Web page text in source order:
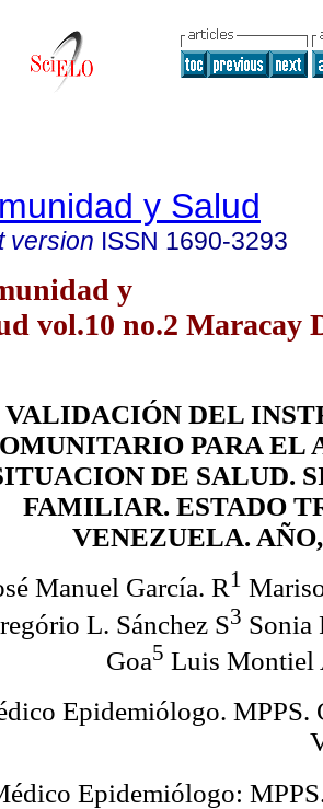
y Salud
version ISSN 1690-3293
y
vol.10 no.2 Maracay
VALIDACIÓN DEL
PARA EL
DE SALUD.
FAMILIAR. ESTADO
VENEZUELA.
Manuel García. R1
L. Sánchez S3 Sonia
Goa5 Luis Montiel
Epidemiólogo. MPPS.
Epidemiólogo: